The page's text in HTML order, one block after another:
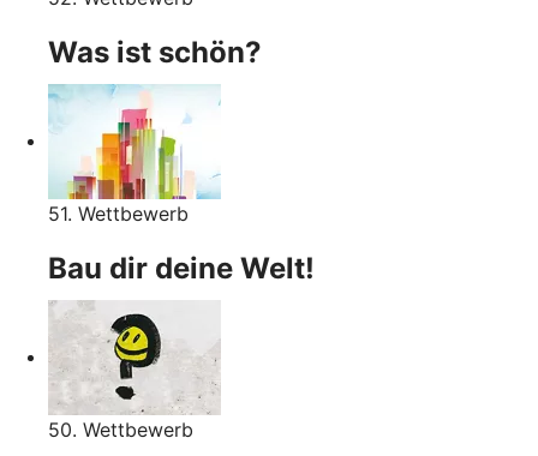
Was ist schön?
51. Wettbewerb
Bau dir deine Welt!
50. Wettbewerb